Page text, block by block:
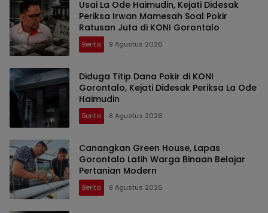
Usai La Ode Haimudin, Kejati Didesak
Periksa Irwan Mamesah Soal Pokir
Ratusan Juta di KONI Gorontalo
Berita 9 Agustus 2026
Diduga Titip Dana Pokir di KONI
Gorontalo, Kejati Didesak Periksa La Ode
Haimudin
Berita 8 Agustus 2026
Canangkan Green House, Lapas
Gorontalo Latih Warga Binaan Belajar
Pertanian Modern
Berita 8 Agustus 2026